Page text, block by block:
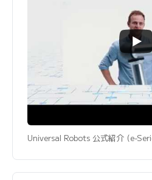
Universal Robots 公式紹介 (e-